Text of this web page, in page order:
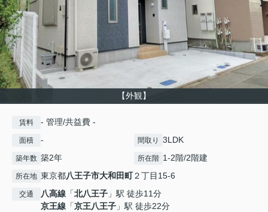
【外観】
賃料 - 管理/共益費 -
面積 - 間取り 3LDK
築年数 築2年 所在階 1-2階/2階建
所在地 東京都八王子市大和田町２丁目15-6
交通 八高線 「北八王子 」駅 徒歩11分
京王線 「京王八王子 」駅 徒歩22分